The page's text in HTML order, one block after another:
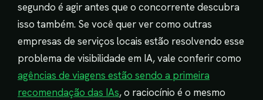
segundo é agir antes que o concorrente descubra
isso também. Se você quer ver como outras
empresas de serviços locais estão resolvendo esse
problema de visibilidade em IA, vale conferir como
agências de viagens estão sendo a primeira
recomendação das IAs, o raciocínio é o mesmo